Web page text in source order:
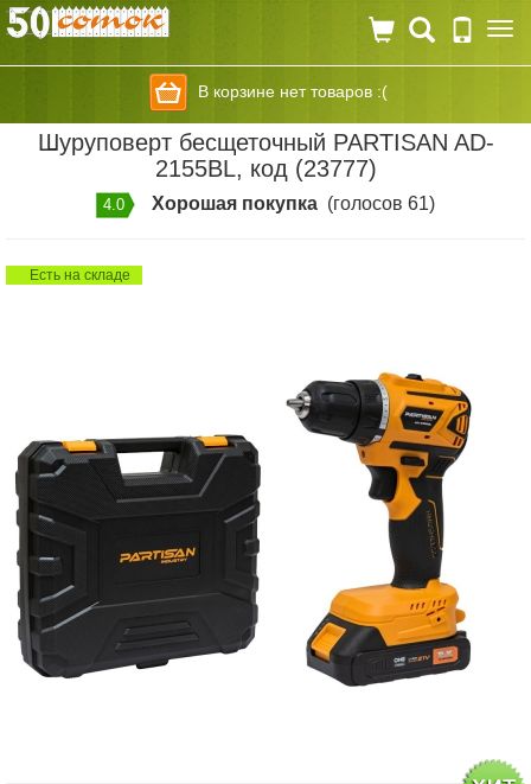
В корзине нет товаров :(
Шуруповерт бесщеточный PARTISAN AD-
2155BL, код (23777)
4.0 Хорошая покупка (голосов 61)
Есть на складе